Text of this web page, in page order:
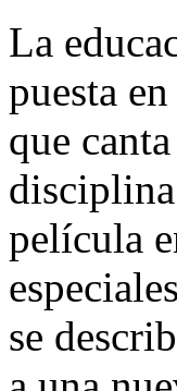
La
puesta
que
película
se